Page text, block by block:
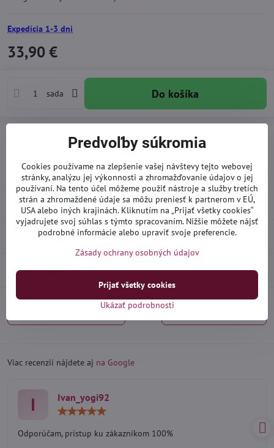
Expedícia 1-3 dni
33,90 €
sada Do košíka
Výrobca:Heko
Popis
Recenzie 0
Diskusia 0
Viac recenzií nájdete aj na Google
I Ivan_yogi92
5
Odporúčam, prístup ku zákazníkom 100%
Predvoľby súkromia
Cookies používame na zlepšenie vašej návštevy tejto webovej
stránky, analýzu jej výkonnosti a zhromažďovanie údajov o jej
používaní. Na tento účel môžeme použiť nástroje a služby tretích
strán a zhromaždené údaje sa môžu preniesť k partnerom v EÚ,
USA alebo iných krajinách. Kliknutím na „Prijať všetky cookies“
vyjadrujete svoj súhlas s týmto spracovaním. Nižšie môžete nájsť
podrobné informácie alebo upraviť svoje preferencie.
Zásady ochrany osobných údajov
Ukázať podrobnosti
Prijať všetky cookies